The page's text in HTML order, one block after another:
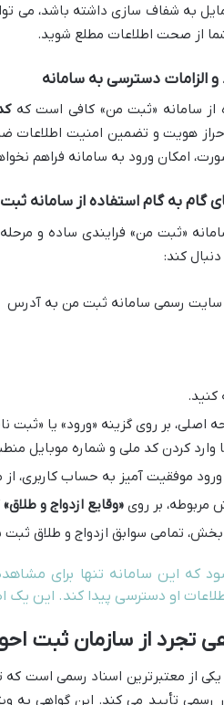
به شفاف سازی داشته باشد، می
از صحت اطلاعات مطلع شوید.
از سامانه «ثبت من» کافی است که
هویت و تضمین امنیت اطلاعات
امکان ورود به سامانه فراهم
«ثبت من» فرایندی ساده و
کند:
رسمی سامانه ثبت من به آدرس
کنید.
اصلی، بر روی گزینه «ورود» یا «ثبت
وارد کردن کد ملی و شماره موبایل
موفقیت آمیز به حساب کاربری، از
مربوطه، بر روی«وقایع ازدواج و طلاق»
تمامی سوابق ازدواج و طلاق ثبت شده شما از سال ۱۳۹۲ به
که این سامانه تنها برای
او دسترسی پیدا کند.
یکی از معتبرترین اسناد رسمی
رسمی تأیید می کند. این گواهی به